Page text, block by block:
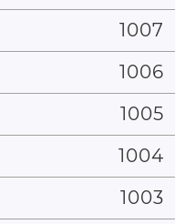
1007
1006
1005
1004
1003